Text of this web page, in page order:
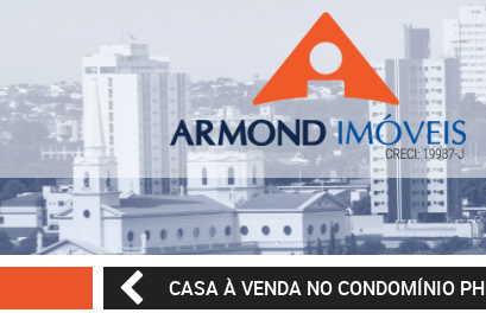
CASA À VENDA NO CONDOMÍNIO